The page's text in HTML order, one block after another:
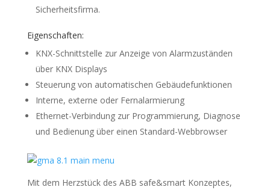
Sicherheitsfirma.
Eigenschaften:
KNX-Schnittstelle zur Anzeige von Alarmzuständen
über KNX Displays
Steuerung von automatischen Gebäudefunktionen
Interne, externe oder Fernalarmierung
Ethernet-Verbindung zur Programmierung, Diagnose
und Bedienung über einen Standard-Webbrowser
Mit dem Herzstück des ABB safe&smart Konzeptes,